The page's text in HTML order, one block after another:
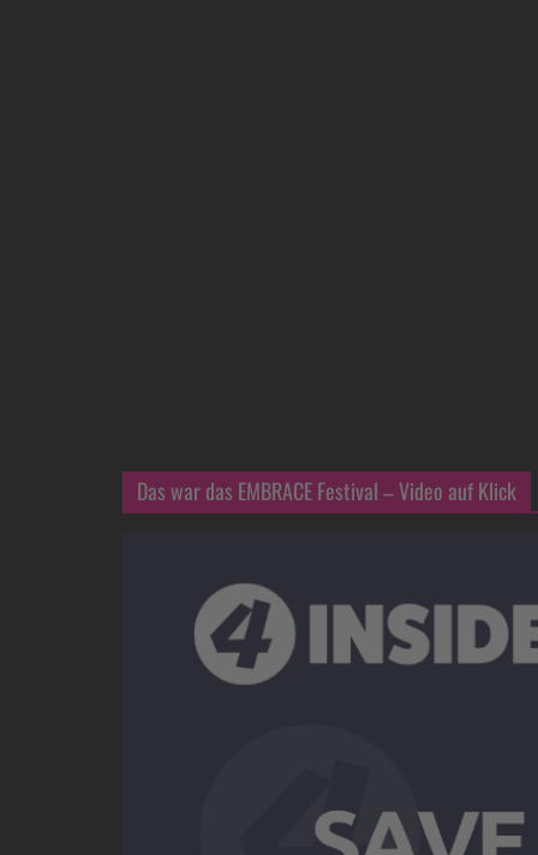
Das war das EMBRACE Festival – Video auf Klick